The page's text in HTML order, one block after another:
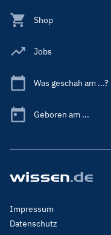
Shop
Jobs
Was geschah am ...?
Geboren am ...
Footer
Menu
Impressum
Datenschutz